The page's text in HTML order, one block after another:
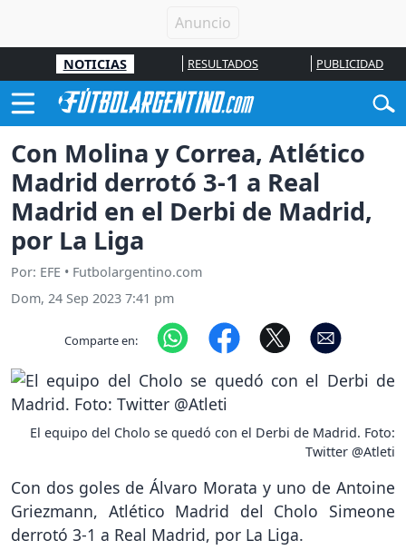
NOTICIAS RESULTADOS PUBLICIDAD
Con Molina y Correa, Atlético
Madrid derrotó 3-1 a Real
Madrid en el Derbi de Madrid,
por La Liga
Por: EFE • Futbolargentino.com
Dom, 24 Sep 2023 7:41 pm
Comparte en:
El equipo del Cholo se quedó con el Derbi de Madrid. Foto:
Twitter @Atleti
Con dos goles de Álvaro Morata y uno de Antoine
Griezmann, Atlético Madrid del Cholo Simeone
derrotó 3-1 a Real Madrid, por La Liga.